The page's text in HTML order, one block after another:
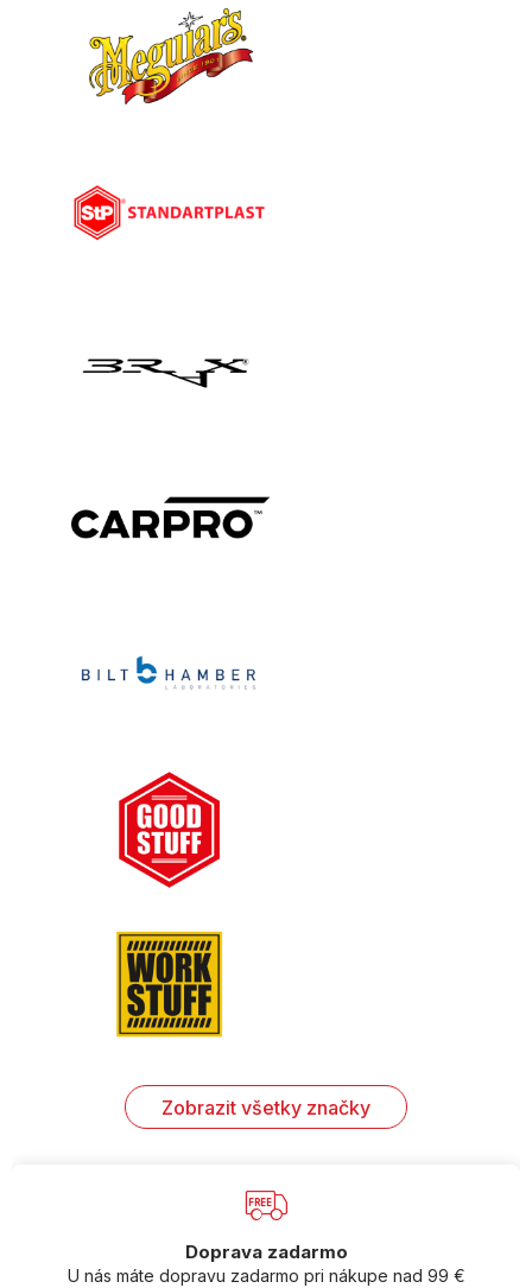
Zobrazit všetky značky
Doprava zadarmo
U nás máte dopravu zadarmo pri nákupe nad 99 €